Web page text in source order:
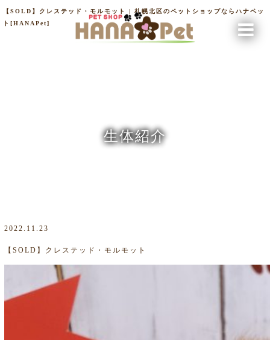
【SOLD】クレステッド・モルモット | 札幌北区のペットショップならハナペッ
ト[HANAPet]
生体紹介
2022.11.23
【SOLD】クレステッド・モルモット